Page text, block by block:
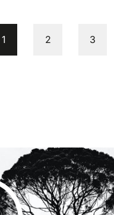
Current page
1 Pajenn
2 Pajenn
3